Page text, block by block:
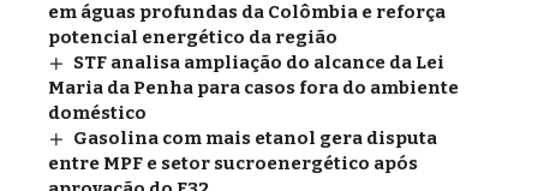
em águas profundas da Colômbia e reforça
potencial energético da região
STF analisa ampliação do alcance da Lei
Maria da Penha para casos fora do ambiente
doméstico
Gasolina com mais etanol gera disputa
entre MPF e setor sucroenergético após